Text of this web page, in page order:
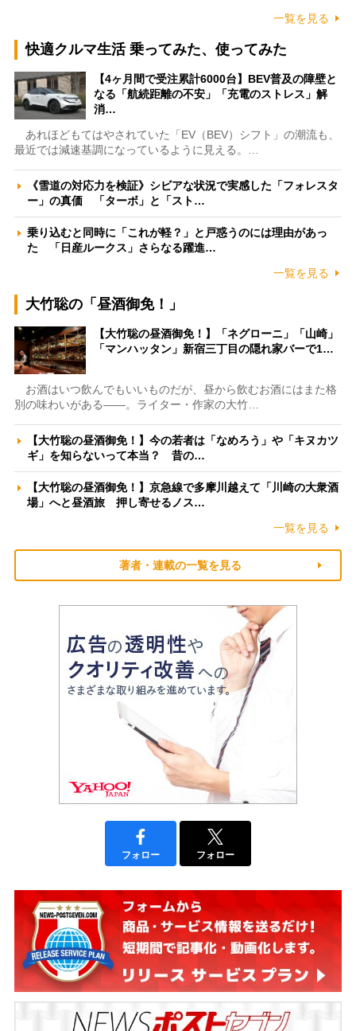
一覧を見る
快適クルマ生活 乗ってみた、使ってみた
【4ヶ月間で受注累計6000台】BEV普及の障壁と
なる「航続距離の不安」「充電のストレス」解
消…
あれほどもてはやされていた「EV（BEV）シフト」の潮流も、
最近では減速基調になっているように見える。…
《雪道の対応力を検証》シビアな状況で実感した「フォレスタ
ー」の真価 「ターボ」と「スト…
乗り込むと同時に「これが軽？」と戸惑うのには理由があっ
た 「日産ルークス」さらなる躍進…
一覧を見る
大竹聡の「昼酒御免！」
【大竹聡の昼酒御免！】「ネグローニ」「山崎」
「マンハッタン」新宿三丁目の隠れ家バーで1…
お酒はいつ飲んでもいいものだが、昼から飲むお酒にはまた格
別の味わいがある――。ライター・作家の大竹…
【大竹聡の昼酒御免！】今の若者は「なめろう」や「キヌカツ
ギ」を知らないって本当？ 昔の…
【大竹聡の昼酒御免！】京急線で多摩川越えて「川崎の大衆酒
場」へと昼酒旅 押し寄せるノス…
一覧を見る
著者・連載の一覧を見る
フォロー フォロー